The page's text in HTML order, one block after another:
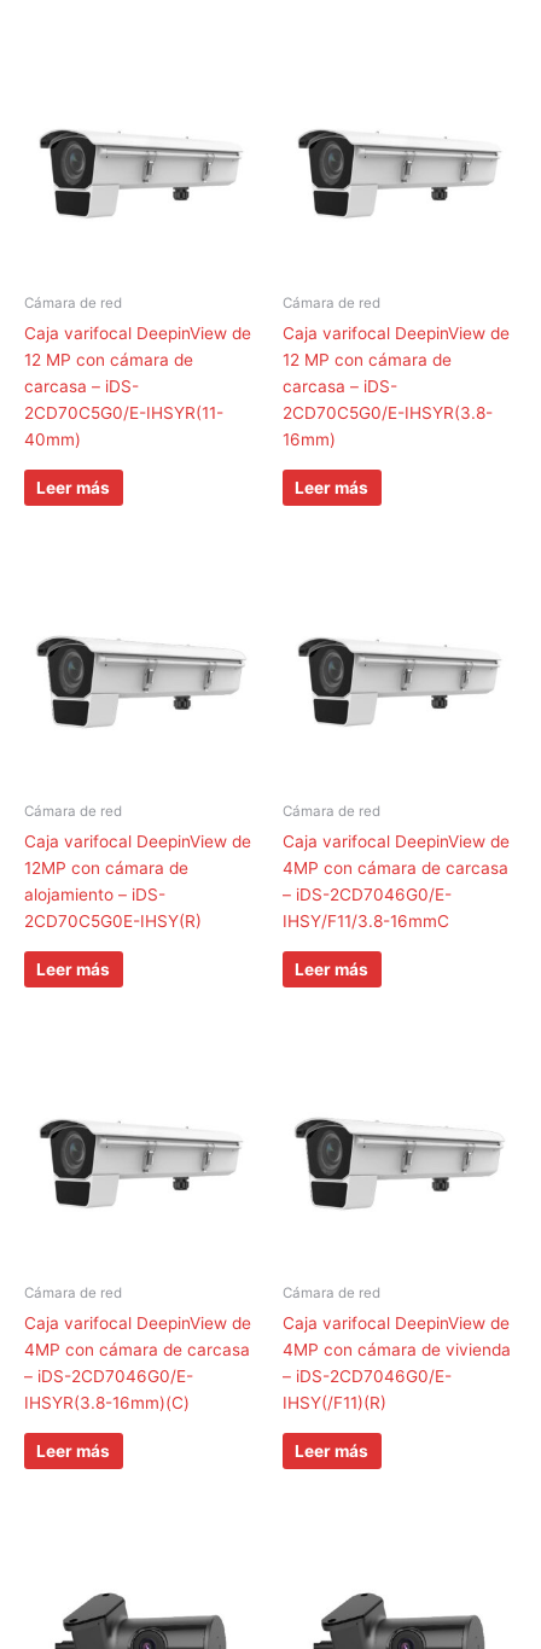
Cámara de red
Caja varifocal DeepinView de
12 MP con cámara de
carcasa – iDS-
2CD70C5G0/E-IHSYR(11-
40mm)
Leer más
Cámara de red
Caja varifocal DeepinView de
12 MP con cámara de
carcasa – iDS-
2CD70C5G0/E-IHSYR(3.8-
16mm)
Leer más
Cámara de red
Caja varifocal DeepinView de
12MP con cámara de
alojamiento – iDS-
2CD70C5G0E-IHSY(R)
Leer más
Cámara de red
Caja varifocal DeepinView de
4MP con cámara de carcasa
– iDS-2CD7046G0/E-
IHSY/F11/3.8-16mmC
Leer más
Cámara de red
Caja varifocal DeepinView de
4MP con cámara de carcasa
– iDS-2CD7046G0/E-
IHSYR(3.8-16mm)(C)
Leer más
Cámara de red
Caja varifocal DeepinView de
4MP con cámara de vivienda
– iDS-2CD7046G0/E-
IHSY(/F11)(R)
Leer más